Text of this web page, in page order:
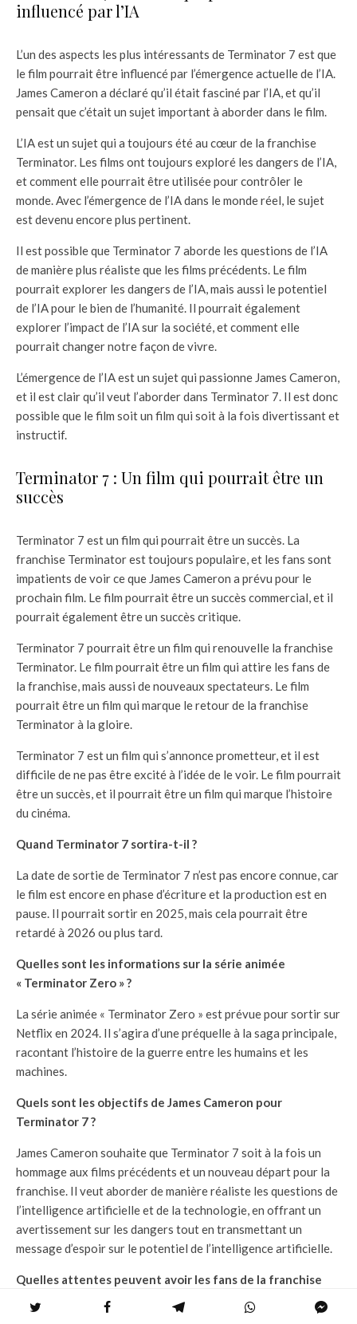
influencé par l’IA
L’un des aspects les plus intéressants de Terminator 7 est que
le film pourrait être influencé par l’émergence actuelle de l’IA.
James Cameron a déclaré qu’il était fasciné par l’IA, et qu’il
pensait que c’était un sujet important à aborder dans le film.
L’IA est un sujet qui a toujours été au cœur de la franchise
Terminator. Les films ont toujours exploré les dangers de l’IA,
et comment elle pourrait être utilisée pour contrôler le
monde. Avec l’émergence de l’IA dans le monde réel, le sujet
est devenu encore plus pertinent.
Il est possible que Terminator 7 aborde les questions de l’IA
de manière plus réaliste que les films précédents. Le film
pourrait explorer les dangers de l’IA, mais aussi le potentiel
de l’IA pour le bien de l’humanité. Il pourrait également
explorer l’impact de l’IA sur la société, et comment elle
pourrait changer notre façon de vivre.
L’émergence de l’IA est un sujet qui passionne James Cameron,
et il est clair qu’il veut l’aborder dans Terminator 7. Il est donc
possible que le film soit un film qui soit à la fois divertissant et
instructif.
Terminator 7 : Un film qui pourrait être un
succès
Terminator 7 est un film qui pourrait être un succès. La
franchise Terminator est toujours populaire, et les fans sont
impatients de voir ce que James Cameron a prévu pour le
prochain film. Le film pourrait être un succès commercial, et il
pourrait également être un succès critique.
Terminator 7 pourrait être un film qui renouvelle la franchise
Terminator. Le film pourrait être un film qui attire les fans de
la franchise, mais aussi de nouveaux spectateurs. Le film
pourrait être un film qui marque le retour de la franchise
Terminator à la gloire.
Terminator 7 est un film qui s’annonce prometteur, et il est
difficile de ne pas être excité à l’idée de le voir. Le film pourrait
être un succès, et il pourrait être un film qui marque l’histoire
du cinéma.
Quand Terminator 7 sortira-t-il ?
La date de sortie de Terminator 7 n’est pas encore connue, car
le film est encore en phase d’écriture et la production est en
pause. Il pourrait sortir en 2025, mais cela pourrait être
retardé à 2026 ou plus tard.
Quelles sont les informations sur la série animée
« Terminator Zero » ?
La série animée « Terminator Zero » est prévue pour sortir sur
Netflix en 2024. Il s’agira d’une préquelle à la saga principale,
racontant l’histoire de la guerre entre les humains et les
machines.
Quels sont les objectifs de James Cameron pour
Terminator 7 ?
James Cameron souhaite que Terminator 7 soit à la fois un
hommage aux films précédents et un nouveau départ pour la
franchise. Il veut aborder de manière réaliste les questions de
l’intelligence artificielle et de la technologie, en offrant un
avertissement sur les dangers tout en transmettant un
message d’espoir sur le potentiel de l’intelligence artificielle.
Quelles attentes peuvent avoir les fans de la franchise
concernant Terminator 7 ?